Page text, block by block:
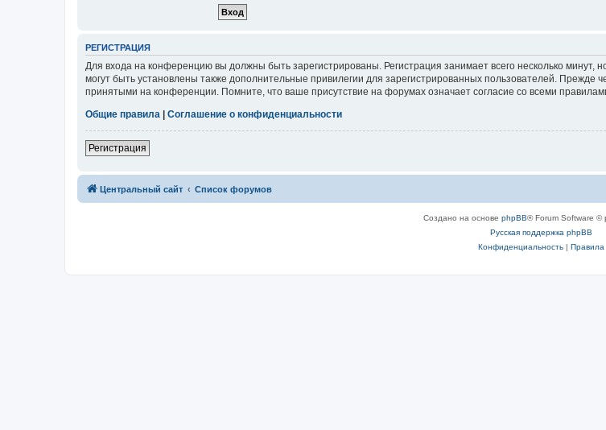
РЕГИСТРАЦИЯ
Для входа на конференцию вы должны быть зарегистрированы. Регистрация занимает всего несколько
могут быть установлены также дополнительные привилегии для зарегистрированных пользователей. Прежде
принятыми на конференции. Помните, что ваше присутствие на форумах означает согласие со всеми
Общие правила
Соглашение о конфиденциальности
Регистрация
Центральный сайт Список форумов
Создано на основе phpBB® Forum Software ©
Русская поддержка phpBB
Конфиденциальность| Правила